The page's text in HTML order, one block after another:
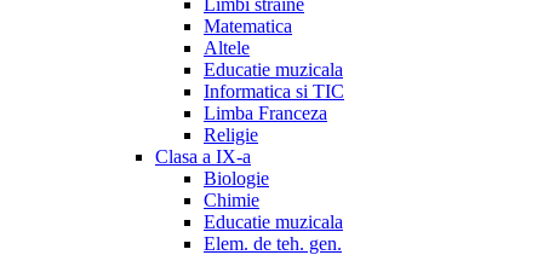
Limbi straine
Matematica
Altele
Educatie muzicala
Informatica si TIC
Limba Franceza
Religie
Clasa a IX-a
Biologie
Chimie
Educatie muzicala
Elem. de teh. gen.